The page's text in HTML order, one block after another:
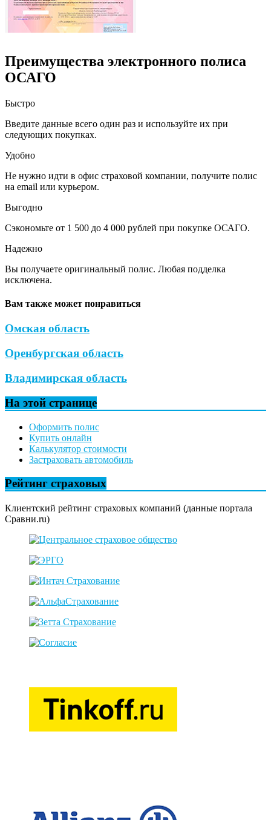
Преимущества электронного полиса
ОСАГО
Быстро
Введите данные всего один раз и используйте их при
следующих покупках.
Удобно
Не нужно идти в офис страховой компании, получите полис
на email или курьером.
Выгодно
Сэкономьте от 1 500 до 4 000 рублей при покупке ОСАГО.
Надежно
Вы получаете оригинальный полис. Любая подделка
исключена.
Вам также может понравиться
Омская область
Оренбургская область
Владимирская область
На этой странице
Оформить полис
Купить онлайн
Калькулятор стоимости
Застраховать автомобиль
Рейтинг страховых
Клиентский рейтинг страховых компаний (данные портала
Сравни.ru)